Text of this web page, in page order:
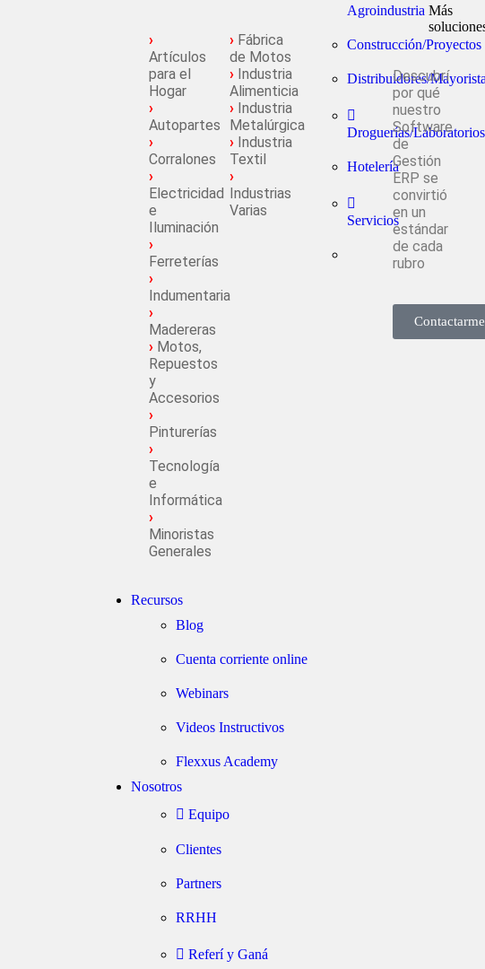
›
Artículos
para el
Hogar
›
Autopartes
›
Corralones
›
Electricidad
e
Iluminación
›
Ferreterías
›
Indumentaria
›
Madereras
› Motos,
Repuestos
y
Accesorios
›
Pinturerías
›
Tecnología
e
Informática
›
Minoristas
Generales
› Fábrica
de Motos
› Industria
Alimenticia
› Industria
Metalúrgica
› Industria
Textil
›
Industrias
Varias
Agroindustria
Construcción/Proyectos
Distribuidores/
Droguerías/Laboratorios
Hotelería
Servicios
Más
Descubrí
por qué
nuestro
Software
de
Gestión
ERP se
convirtió
en un
estándar
de cada
rubro
Contactarme
Recursos
Blog
Cuenta corriente online
Webinars
Videos Instructivos
Flexxus Academy
Nosotros
Equipo
Clientes
Partners
RRHH
Referí y Ganá